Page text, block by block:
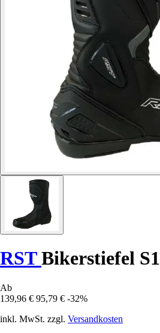
RSTBikerstiefel S1
Ab
139,96 € 95,79 € -32%
inkl. MwSt. zzgl. Versandkosten